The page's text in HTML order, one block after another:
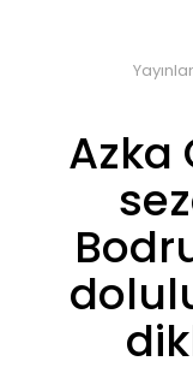
Azka